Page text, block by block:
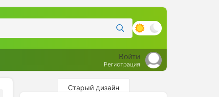
Войти
Регистрация
Старый дизайн